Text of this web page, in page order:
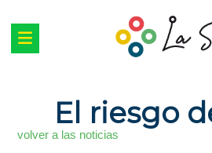
El riesgo
volver a las noticias